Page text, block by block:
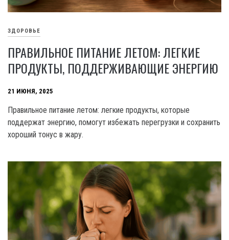
ЗДОРОВЬЕ
ПРАВИЛЬНОЕ ПИТАНИЕ ЛЕТОМ: ЛЕГКИЕ
ПРОДУКТЫ, ПОДДЕРЖИВАЮЩИЕ ЭНЕРГИЮ
21 ИЮНЯ, 2025
Правильное питание летом: легкие продукты, которые
поддержат энергию, помогут избежать перегрузки и сохранить
хороший тонус в жару.